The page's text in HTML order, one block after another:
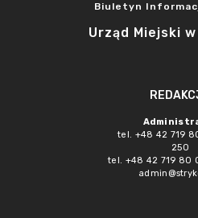
Biuletyn
Urząd Miejski
tel. +48 42 719
250
tel. +48 42 719 80